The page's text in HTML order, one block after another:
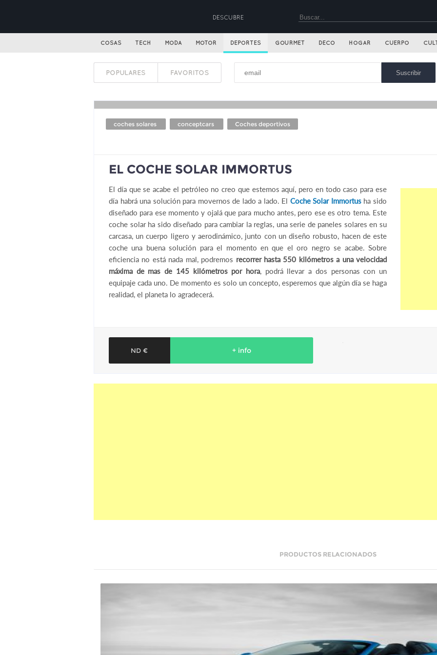
DESCUBRE
COSAS TECH MODA MOTOR DEPORTES GOURMET DECO HOGAR CUERPO
POPULARES FAVORITOS
coches solares conceptcars Coches deportivos
EL COCHE SOLAR IMMORTUS
El día que se acabe el petróleo no creo que estemos aquí, pero en todo caso para ese
día habrá una solución para movernos de lado a lado. El Coche Solar Immortusha sido
diseñado para ese momento y ojalá que para mucho antes, pero ese es otro tema. Este
coche solar ha sido diseñado para cambiar la reglas, una serie de paneles solares en su
carcasa, un cuerpo ligero y aerodinámico, junto con un diseño robusto, hacen de este
coche una buena solución para el momento en que el oro negro se acabe. Sobre
eficiencia no está nada mal, podremos recorrer hasta 550 kilómetros a una velocidad
máxima de mas de 145 kilómetros por hora, podrá llevar a dos personas con un
equipaje cada uno. De momento es solo un concepto, esperemos que algún día se haga
realidad, el planeta lo agradecerá.
ND € + info
PRODUCTOS RELACIONADOS